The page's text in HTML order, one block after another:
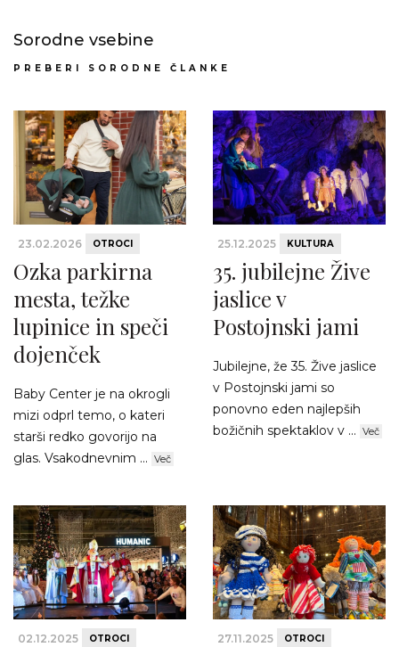
Sorodne vsebine
PREBERI SORODNE ČLANKE
23.02.2026 OTROCI
Ozka parkirna
mesta, težke
lupinice in speči
dojenček
Baby Center je na okrogli
mizi odprl temo, o kateri
starši redko govorijo na
glas. Vsakodnevnim ... Več
25.12.2025 KULTURA
35. jubilejne Žive
jaslice v
Postojnski jami
Jubilejne, že 35. Žive jaslice
v Postojnski jami so
ponovno eden najlepših
božičnih spektaklov v ... Več
02.12.2025 OTROCI 27.11.2025 OTROCI